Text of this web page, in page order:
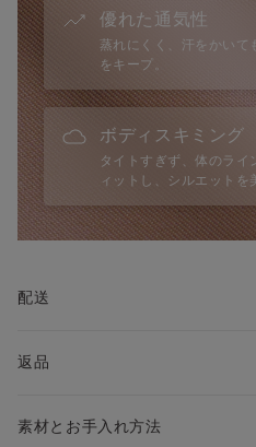
優れた通気性
蒸れにくく、汗をかいて
をキープ。
ボディスキミング
タイトすぎず、体のライ
ィットし、シルエットを
配送
返品
素材とお手入れ方法